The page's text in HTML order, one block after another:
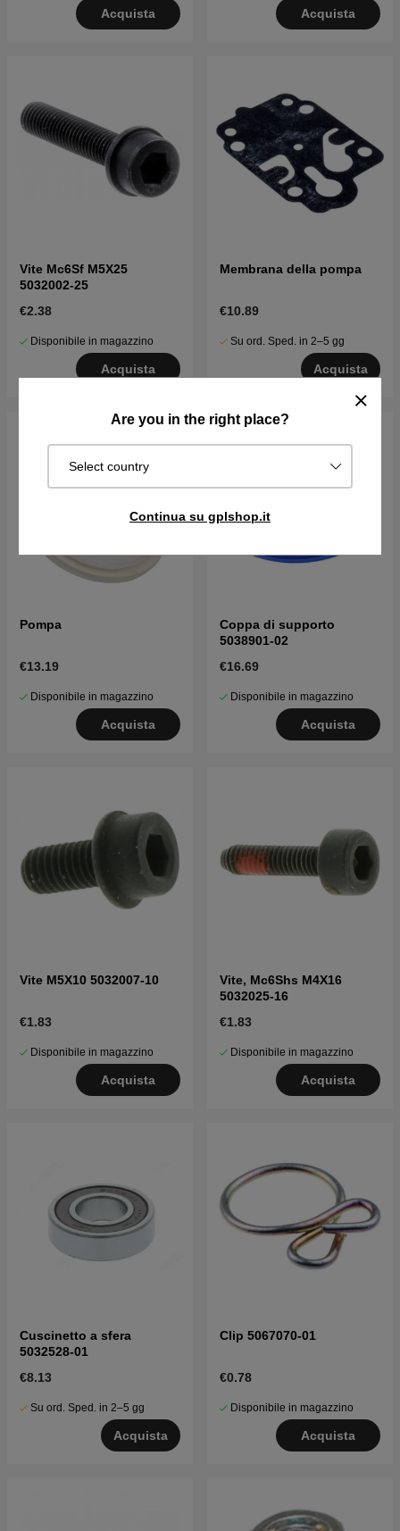
Are you in the right place?
Select country
Continua su gplshop.it
Acquista Acquista
Vite Mc6Sf M5X25
5032002-25
€2.38
Disponibile in magazzino
Acquista
Membrana della pompa
€10.89
Su ord. Sped. in 2–5 gg
Acquista
Pompa
€13.19
Disponibile in magazzino
Acquista
Coppa di supporto
5038901-02
€16.69
Disponibile in magazzino
Acquista
Vite M5X10 5032007-10
€1.83
Disponibile in magazzino
Acquista
Vite, Mc6Shs M4X16
5032025-16
€1.83
Disponibile in magazzino
Acquista
Cuscinetto a sfera
5032528-01
€8.13
Su ord. Sped. in 2–5 gg
Acquista
Clip 5067070-01
€0.78
Disponibile in magazzino
Acquista